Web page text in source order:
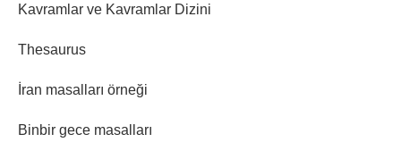
Kavramlar ve Kavramlar Dizini
Thesaurus
İran masalları örneği
Binbir gece masalları